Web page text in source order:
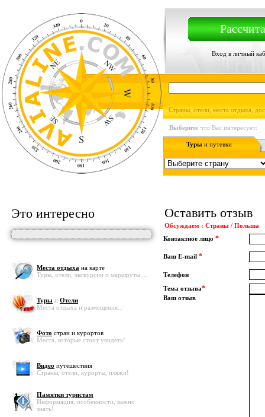
Вход в личный
Страны, отели, места отдыха,
Выберите что Вас интересует:
Туры и путевки
Это интересно
Места отдыха на карте
Туры, отели, экскурсии и маршруты ...
Туры и Отели
Места отдыха и размещения...
Фото стран и курортов
Места, которые стоит увидеть!
Видео путешествия
Страны, отели, курорты, пляжи!
Памятки туристам
Информация, особенности, важно
знать!
Оставить отзыв
Обсуждаем : Страны / Польша
Контактное лицо *
Ваш E-mail *
Телефон
Тема отзыва*
Ваш отзыв